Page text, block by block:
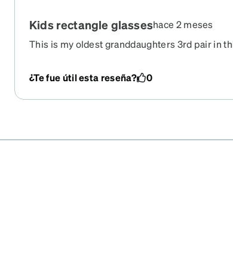
Kids rectangle glasseshace 2 meses
This is my oldest granddaughters 3rd pair in
¿Te fue útil esta reseña?
0